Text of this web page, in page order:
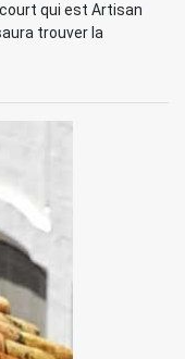
qui est Artisan
trouver la